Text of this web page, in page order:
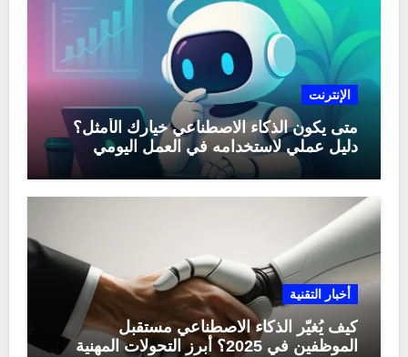
الإنترنت
متى يكون الذكاء الاصطناعي خيارك الأمثل؟
دليل عملي لاستخدامه في العمل اليومي
أخبار التقنية
كيف يُغيّر الذكاء الاصطناعي مستقبل
الموظفين في 2025؟ أبرز التحولات المهنية